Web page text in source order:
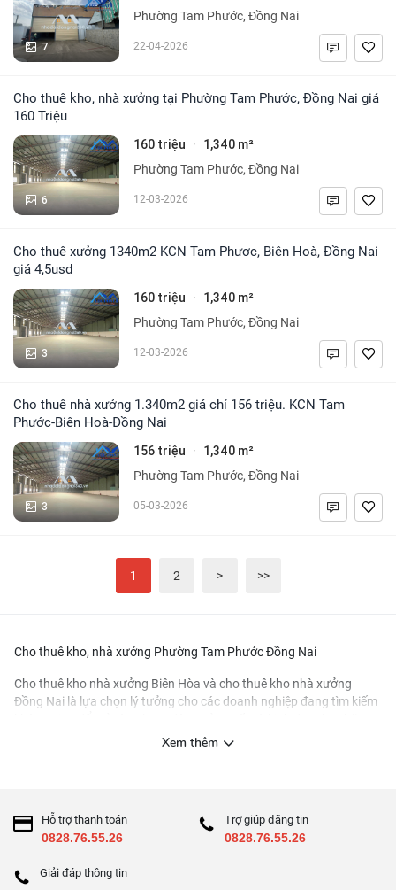
7
Phường Tam Phước, Đồng Nai
22-04-2026
Cho thuê kho, nhà xưởng tại Phường Tam Phước, Đồng Nai giá
160 Triệu
6
160 triệu · 1,340 m²
Phường Tam Phước, Đồng Nai
12-03-2026
Cho thuê xưởng 1340m2 KCN Tam Phươc, Biên Hoà, Đồng Nai
giá 4,5usd
3
160 triệu · 1,340 m²
Phường Tam Phước, Đồng Nai
12-03-2026
Cho thuê nhà xưởng 1.340m2 giá chỉ 156 triệu. KCN Tam
Phước-Biên Hoà-Đồng Nai
3
156 triệu · 1,340 m²
Phường Tam Phước, Đồng Nai
05-03-2026
1 2 > >>
Cho thuê kho, nhà xưởng Phường Tam Phước Đồng Nai
Cho thuê kho nhà xưởng Biên Hòa và cho thuê kho nhà xưởng
Đồng Nai là lựa chọn lý tưởng cho các doanh nghiệp đang tìm kiếm
khu vực này được biết đến với vị trí địa lý thuận lợi và hệ thống hạ
doanh nghiệp có thể dễ dàng tìm thấy nhiều lựa chọn về kho, nhà
xưởng với các mức diện tích và giá cả đa dạng, cùng với nhiều tiện
mà còn cho phép các công ty tập trung nguồn lực vào các hoạt
Xem thêm
Hỗ trợ thanh toán
0828.76.55.26
Trợ giúp đăng tin
0828.76.55.26
Giải đáp thông tin